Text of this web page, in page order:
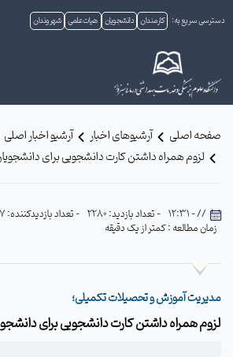
دسترسی سریع به: کارمندان دانشجویان هیات علمی شهروندان
صفحه اصلی آرشیوهای اخبار
آرشیو اخبار اصلی
لزوم همراه داشتن کارت دانشجویی برای
// - 12:31 - تعداد بازدید: 2280
- تعداد بازدیدکننده: 1027
زمان مطالعه : کمتر از یک دقیقه
مدیریت آموزش و تحصیلات تکمیلی؛
لزوم همراه داشتن کارت دانشجویی برای